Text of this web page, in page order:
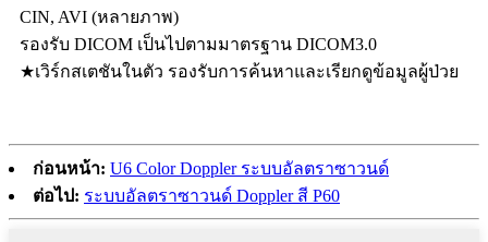
CIN, AVI (หลายภาพ)
รองรับ DICOM เป็นไปตามมาตรฐาน DICOM3.0
★เวิร์กสเตชันในตัว รองรับการค้นหาและเรียกดูข้อมูลผู้ป่วย
ก่อนหน้า: U6 Color Doppler ระบบอัลตราซาวนด์
ต่อไป: ระบบอัลตราซาวนด์ Doppler สี P60